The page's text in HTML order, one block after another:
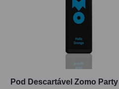
Pod Descartável Zomo